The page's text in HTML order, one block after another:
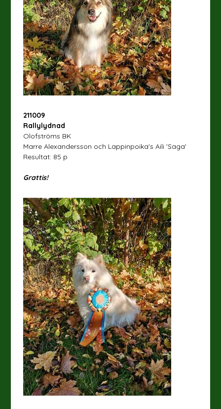
211009
Rallylydnad
Olofströms BK
Marre Alexandersson och Lappinpoika's Aili 'Saga'
Resultat: 85 p
Grattis!